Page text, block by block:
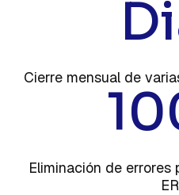
Cierre mensual de
Eliminación de